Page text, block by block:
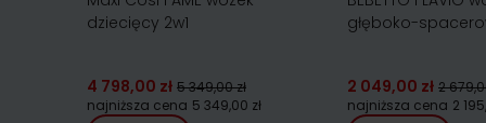
dziecięcy 2w1
4 798,00 zł 5 349,00 zł
najniższa cena 5 349,00 zł
głęboko-
2 049,00 zł 2
najniższa cena 2